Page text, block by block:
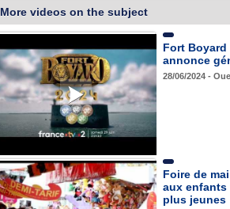
More videos on the subject
Fort Boyard
annonce
28/06/2024 -
Foire de
aux
plus jeunes